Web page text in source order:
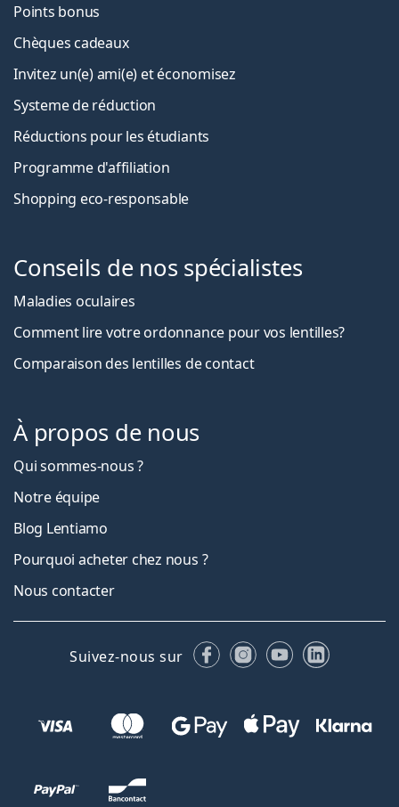
Points bonus
Chèques cadeaux
Invitez un(e) ami(e) et économisez
Systeme de réduction
Réductions pour les étudiants
Programme d'affiliation
Shopping eco-responsable
Conseils de nos spécialistes
Maladies oculaires
Comment lire votre ordonnance pour vos lentilles?
Comparaison des lentilles de contact
À propos de nous
Qui sommes-nous ?
Notre équipe
Blog Lentiamo
Pourquoi acheter chez nous ?
Nous contacter
Suivez-nous sur FacebookInstagram
YouTubeLinkedIn